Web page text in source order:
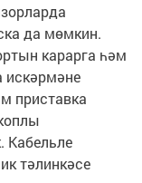
да мөмкин.
карарга һәм
искәрмәне
приставка
Кабельле
тәлинкәсе